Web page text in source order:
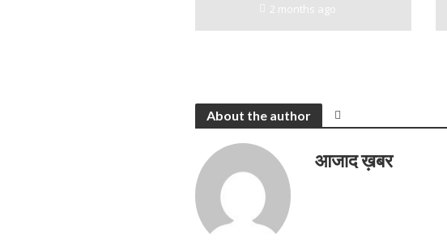
2 months ago
About the author
आजाद ख़बर